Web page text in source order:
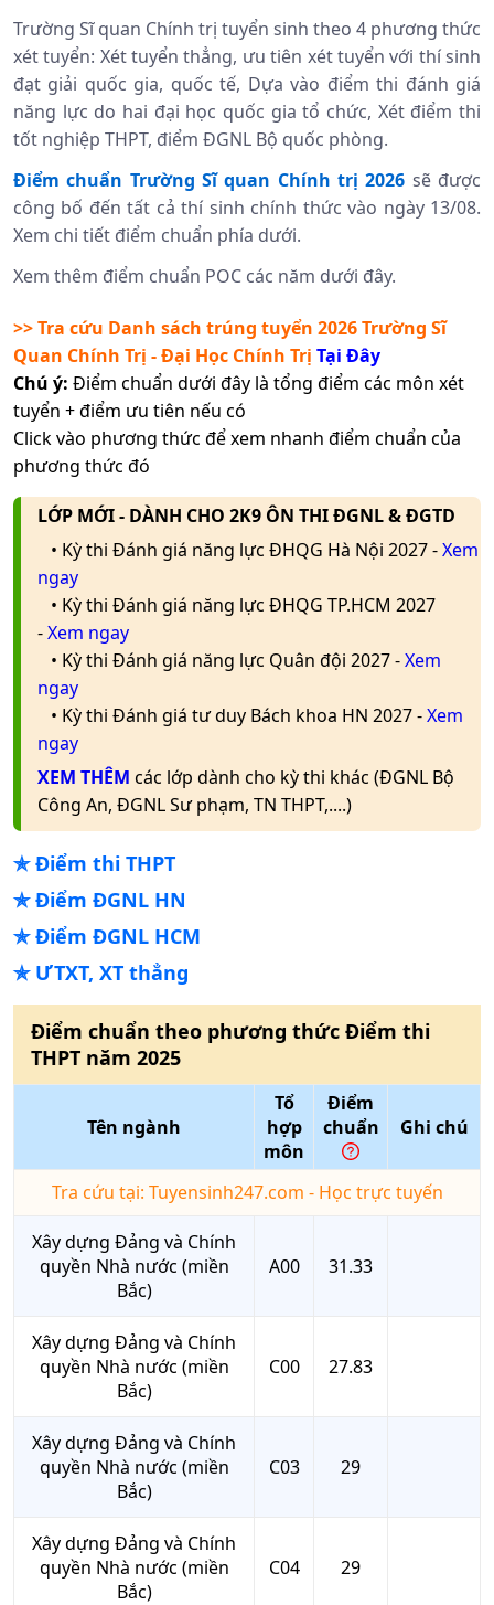
Trường Sĩ quan Chính trị tuyển sinh theo 4 phương thức
xét tuyển: Xét tuyển thẳng, ưu tiên xét tuyển với thí sinh
đạt giải quốc gia, quốc tế, Dựa vào điểm thi đánh giá
năng lực do hai đại học quốc gia tổ chức, Xét điểm thi
tốt nghiệp THPT, điểm ĐGNL Bộ quốc phòng.
Điểm chuẩn Trường Sĩ quan Chính trị 2026 sẽ được
công bố đến tất cả thí sinh chính thức vào ngày 13/08.
Xem chi tiết điểm chuẩn phía dưới.
Xem thêm điểm chuẩn POC các năm dưới đây.
>> Tra cứu Danh sách trúng tuyển 2026Trường Sĩ
Quan Chính Trị - Đại Học Chính Trị Tại Đây
Chú ý: Điểm chuẩn dưới đây là tổng điểm các môn xét
tuyển + điểm ưu tiên nếu có
Click vào phương thức để xem nhanh điểm chuẩn của
phương thức đó
LỚP MỚI - DÀNH CHO 2K9 ÔN THI ĐGNL & ĐGTD
• Kỳ thi Đánh giá năng lực ĐHQG Hà Nội 2027 -Xem
ngay
• Kỳ thi Đánh giá năng lực ĐHQG TP.HCM 2027
-Xem ngay
• Kỳ thi Đánh giá năng lực Quân đội 2027 -Xem
ngay
• Kỳ thi Đánh giá tư duy Bách khoa HN 2027 -Xem
ngay
XEM THÊM các lớp dành cho kỳ thi khác (ĐGNL Bộ
Công An, ĐGNL Sư phạm, TN THPT,....)
✯Điểm thi THPT
✯Điểm ĐGNL HN
✯Điểm ĐGNL HCM
✯ ƯTXT, XT thẳng
Điểm chuẩn theo phương thức Điểm thi
THPT năm 2025
Tên ngành
Tổ
hợp
môn
Điểm
chuẩn
Ghi chú
Tra cứu tại: Tuyensinh247.com - Học trực tuyến
Xây dựng Đảng và Chính
quyền Nhà nước (miền
Bắc)
A00 31.33
Xây dựng Đảng và Chính
quyền Nhà nước (miền
Bắc)
C00 27.83
Xây dựng Đảng và Chính
quyền Nhà nước (miền
Bắc)
C03 29
Xây dựng Đảng và Chính
quyền Nhà nước (miền
Bắc)
C04 29